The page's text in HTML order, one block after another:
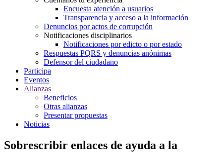
Encuesta atención a usuarios
Transparencia y acceso a la información
Denuncios por actos de corrupción
Notificaciones disciplinarios
Notificaciones por edicto o por estado
Respuestas PQRS y denuncias anónimas
Defensor del ciudadano
Participa
Eventos
Alianzas
Beneficios
Otras alianzas
Presentar propuestas
Noticias
Sobrescribir enlaces de ayuda a la